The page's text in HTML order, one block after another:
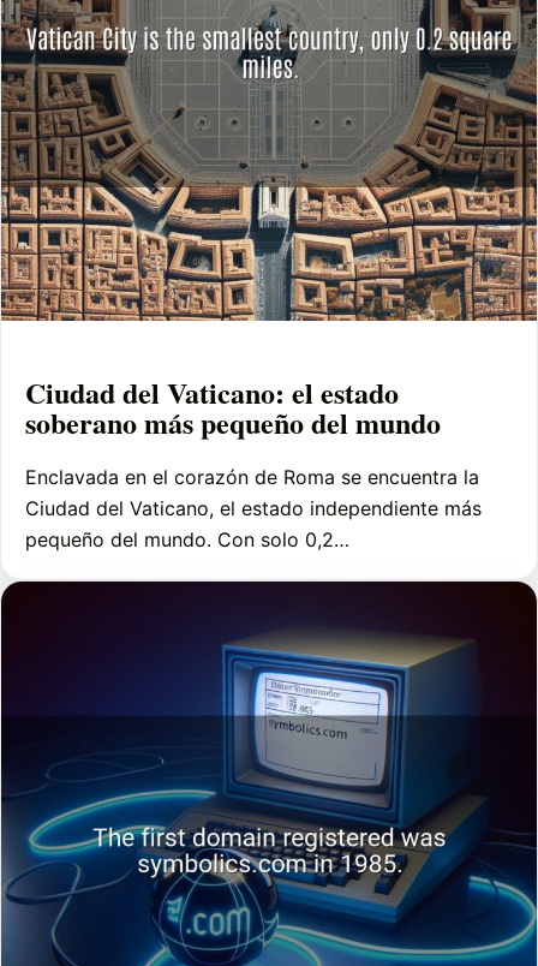
Ciudad del Vaticano: el estado
soberano más pequeño del mundo
Enclavada en el corazón de Roma se encuentra la
Ciudad del Vaticano, el estado independiente más
pequeño del mundo. Con solo 0,2…